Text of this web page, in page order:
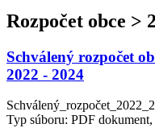
Rozpočet obce >
Schválený rozpočet
2022 - 2024
Typ súboru: PDF